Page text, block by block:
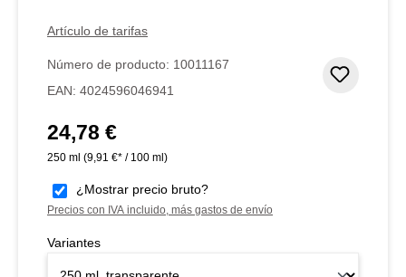
Artículo de tarifas
Número de producto: 10011167
EAN: 4024596046941
Precio normal:
24,78 €
250 ml (9,91 €* / 100 ml)
¿Mostrar precio bruto?
Precios con IVA incluido, más gastos de envío
Variantes